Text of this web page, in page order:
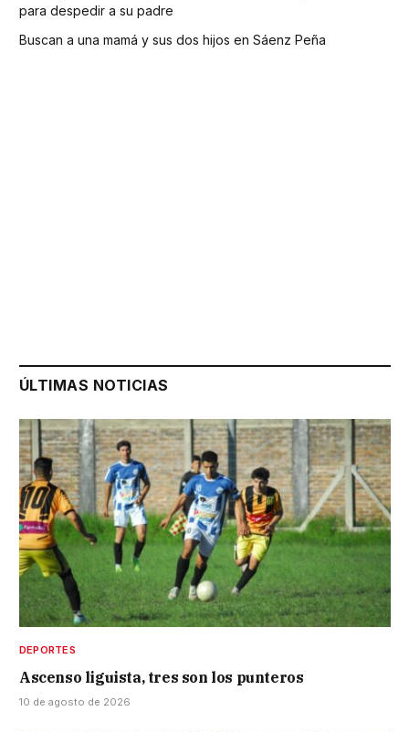
para despedir a su padre
Buscan a una mamá y sus dos hijos en Sáenz Peña
ÚLTIMAS NOTICIAS
DEPORTES
Ascenso liguista, tres son los punteros
10 de agosto de 2026